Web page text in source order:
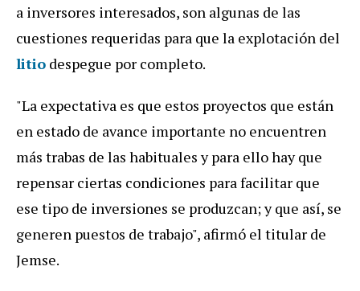
a inversores interesados, son algunas de las
cuestiones requeridas para que la explotación del
litio despegue por completo.
"La expectativa es que estos proyectos que están
en estado de avance importante no encuentren
más trabas de las habituales y para ello hay que
repensar ciertas condiciones para facilitar que
ese tipo de inversiones se produzcan; y que así, se
generen puestos de trabajo", afirmó el titular de
Jemse.